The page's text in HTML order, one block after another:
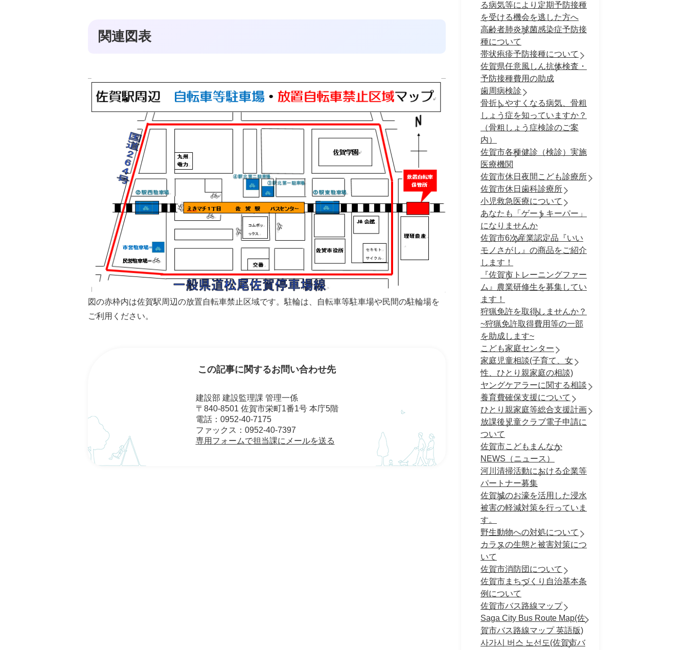
関連図表
図の赤枠内は佐賀駅周辺の放置自転車禁止区域です。駐輪は、自転車等駐車場や民間の駐輪場を
ご利用ください。
この記事に関するお問い合わせ先
建設部 建設監理課 管理一係
〒840-8501 佐賀市栄町1番1号 本庁5階
電話：0952-40-7175
ファックス：0952-40-7397
専用フォームで担当課にメールを送る
る病気等により定期予防接種
を受ける機会を逃した方へ
高齢者肺炎球菌感染症予防接
種について
帯状疱疹予防接種について
佐賀県任意風しん抗体検査・
予防接種費用の助成
歯周病検診
骨折しやすくなる病気、骨粗
しょう症を知っていますか？
（骨粗しょう症検診のご案
内）
佐賀市各種健診（検診）実施
医療機関
佐賀市休日夜間こども診療所
佐賀市休日歯科診療所
小児救急医療について
あなたも「ゲートキーパー」
になりませんか
佐賀市6次産業認定品『いい
モノさがし』の商品をご紹介
します！
『佐賀市トレーニングファー
ム』農業研修生を募集してい
ます！
狩猟免許を取得しませんか？
~狩猟免許取得費用等の一部
を助成します~
こども家庭センター
家庭児童相談(子育て、女
性、ひとり親家庭の相談)
ヤングケアラーに関する相談
養育費確保支援について
ひとり親家庭等総合支援計画
放課後児童クラブ電子申請に
ついて
佐賀市こどもまんなか
NEWS（ニュース）
河川清掃活動における企業等
パートナー募集
佐賀城のお濠を活用した浸水
被害の軽減対策を行っていま
す。
野生動物への対処について
カラスの生態と被害対策につ
いて
佐賀市消防団について
佐賀市まちづくり自治基本条
例について
佐賀市バス路線マップ
Saga City Bus Route Map(佐
賀市バス路線マップ 英語版)
사가시 버스 노선도(佐賀市バ